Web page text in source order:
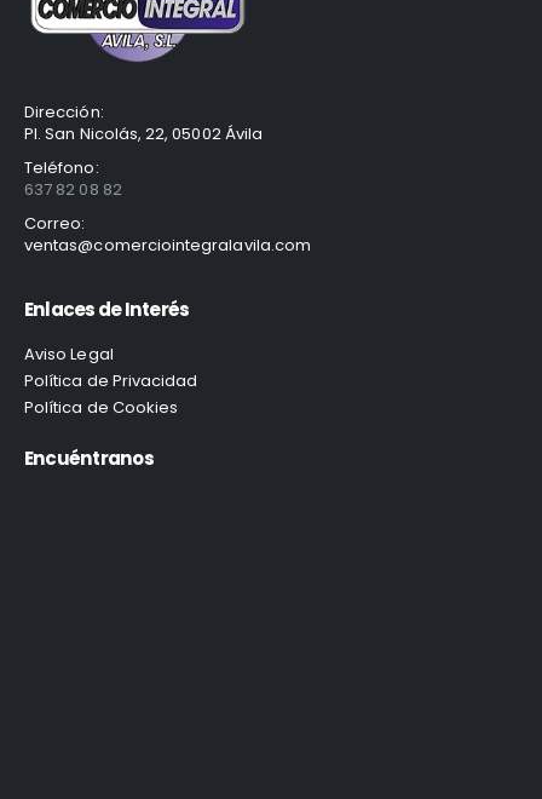
Dirección:
Pl. San Nicolás, 22, 05002 Ávila
Teléfono:
637 82 08 82
Correo:
ventas@comerciointegralavila.com
Enlaces de Interés
Aviso Legal
Política de Privacidad
Política de Cookies
Encuéntranos